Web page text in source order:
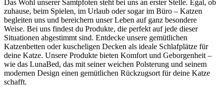
Das Wohl unserer Samtpfoten steht bei uns an erster Stelle. Egal, ob
zuhause, beim Spielen, im Urlaub oder sogar im Büro – Katzen
begleiten uns und bereichern unser Leben auf ganz besondere
Weise. Bei uns findest du Produkte, die perfekt auf jede dieser
Situationen abgestimmt sind. Entdecke unsere gemütlichen
Katzenbetten oder kuscheligen Decken als ideale Schlafplätze für
deine Katze. Unsere Produkte bieten Komfort und Geborgenheit –
wie das LunaBed, das mit seiner weichen Polsterung und seinem
modernen Design einen gemütlichen Rückzugsort für deine Katze
schafft.